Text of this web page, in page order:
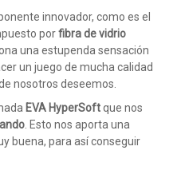
innovador, como es el
porfibra de vidrio
una estupenda sensación
un juego de mucha calidad
nosotros deseemos.
EVA HyperSoftque nos
. Esto nos aporta una
buena, para así conseguir